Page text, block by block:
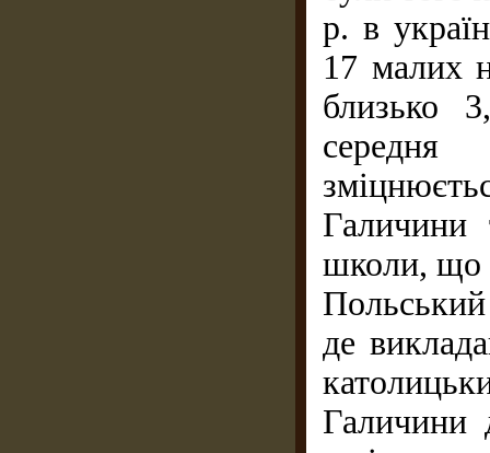
р. в
17 малих
близько
Галичини
школи, що
Польський
де
Галичини